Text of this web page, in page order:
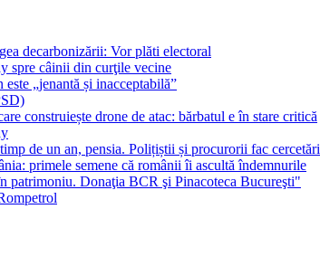
decarbonizării: Vor plăti electoral
spre câinii din curţile vecine
„jenantă și inacceptabilă”
construiește drone de atac: bărbatul e în stare critică
de un an, pensia. Polițiștii și procurorii fac cercetări
primele semene că românii îi ascultă îndemnurile
patrimoniu. Donaţia BCR şi Pinacoteca Bucureşti"